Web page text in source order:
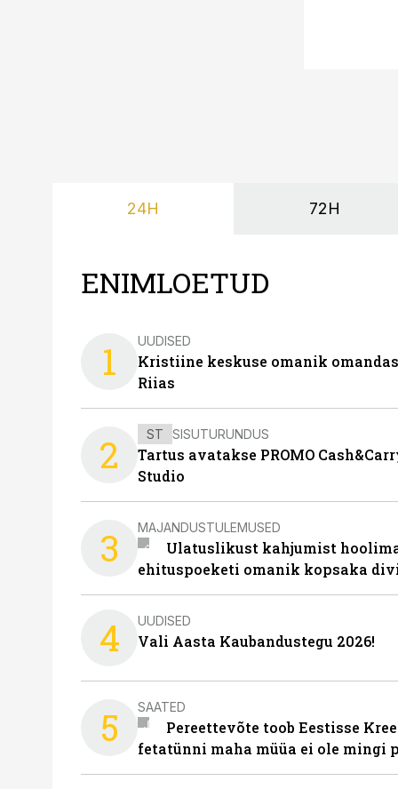
24H 72H
ENIMLOETUD
1 UUDISED
Kristiine keskuse omanik
Riias
2 ST SISUTURUNDUS
Tartus avatakse PROMO
Studio
3 MAJANDUSTULEMUSED
Ulatuslikust kahjumist
ehituspoeketi omanik kopsaka
4 UUDISED
Vali Aasta Kaubandustegu 2026!
5 SAATED
Pereettevõte toob Eestisse
fetatünni maha müüa ei ole mingi